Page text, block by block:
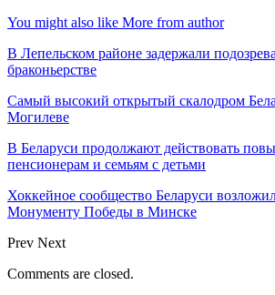
You might also like More from author
В Лепельском районе задержали
браконьерстве
Самый высокий открытый скалодром
Могилеве
В Беларуси продолжают действовать
пенсионерам и семьям с детьми
Хоккейное сообщество Беларуси
Монументу Победы в Минске
Prev Next
Comments are closed.